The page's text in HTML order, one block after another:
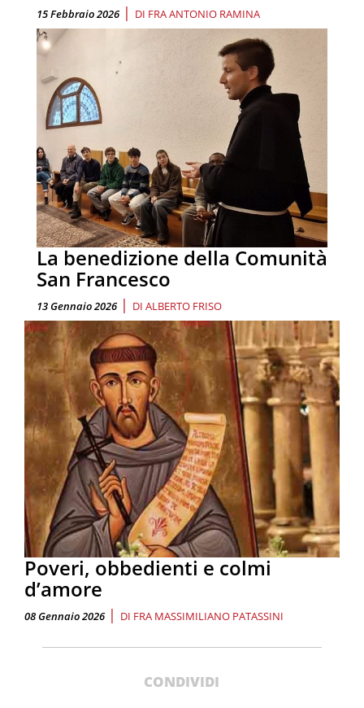
15 Febbraio 2026 | DI FRA ANTONIO RAMINA
La benedizione della Comunità
San Francesco
13 Gennaio 2026 | DI ALBERTO FRISO
Poveri, obbedienti e colmi
d’amore
08 Gennaio 2026 | DI FRA MASSIMILIANO PATASSINI
CONDIVIDI